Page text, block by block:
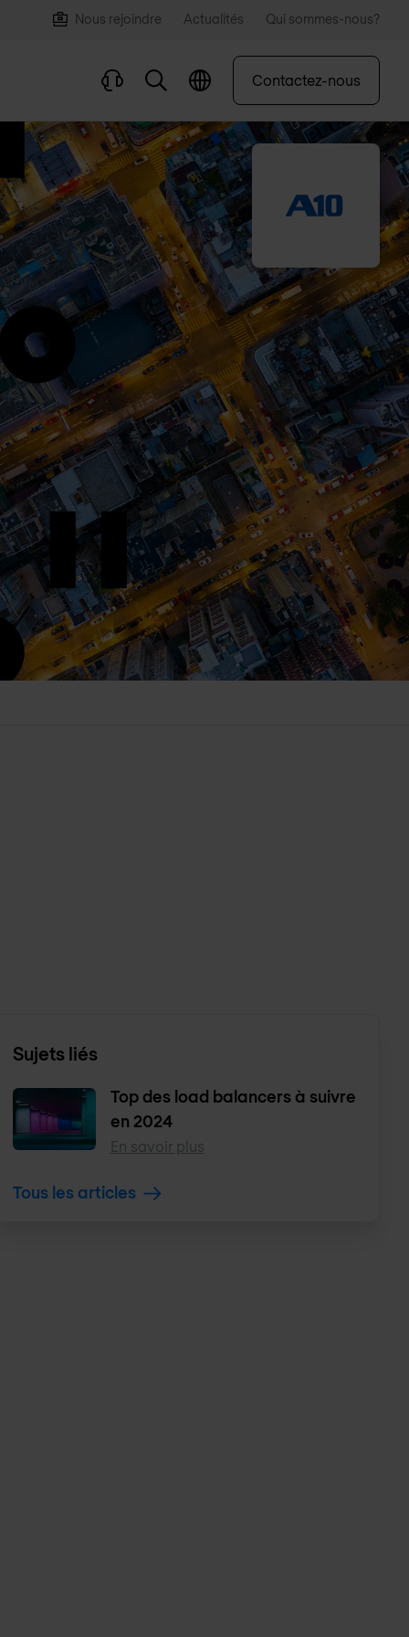
Nous rejoindre Actualités Qui sommes-nous?
Contactez-nous
Sujets liés
Top des load balancers à suivre
en 2024
En savoir plus
Tous les articles